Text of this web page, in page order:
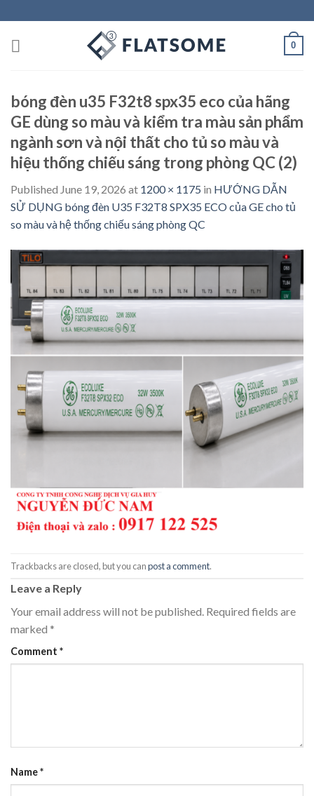
to
content
0
bóng đèn u35 F32t8 spx35 eco của hãng
GE dùng so màu và kiểm tra màu sản phẩm
ngành sơn và nội thất cho tủ so màu và
hiệu thống chiếu sáng trong phòng QC (2)
Published June 19, 2026 at 1200 × 1175 in HƯỚNG DẪN
SỬ DỤNG bóng đèn U35 F32T8 SPX35 ECO của GE cho tủ
so màu và hệ thống chiếu sáng phòng QC
Trackbacks are closed, but you canpost a comment.
Leave a Reply
Your email address will not be published. Required fields are
marked *
Comment *
Name*